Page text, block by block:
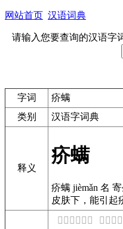
网站首页 汉语词典
请输入您要查询的汉语字
字词
疥螨
类别
汉语字词典
释义
疥螨
疥螨 jièmǎn 名
皮肤下，能引起
𡄹是什么意思 𡄺是什